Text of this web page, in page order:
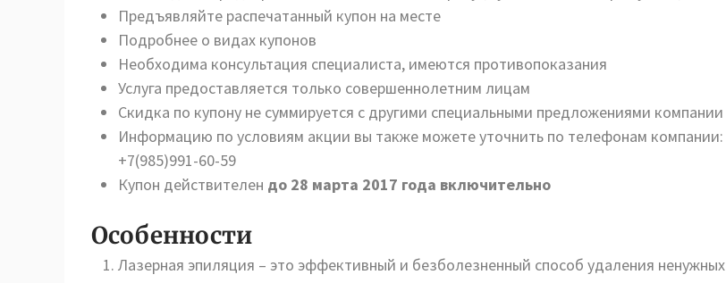
Предъявляйте распечатанный купон на месте
Подробнее о видах купонов
Необходима консультация специалиста, имеются противопоказания
Услуга предоставляется только совершеннолетним лицам
Скидка по купону не суммируется с другими специальными предложениями компании
Информацию по условиям акции вы также можете уточнить по телефонам компании:
+7(985)991-60-59
Купон действителен до 28 марта 2017 года включительно
Особенности
Лазерная эпиляция – это эффективный и безболезненный способ удаления ненужных